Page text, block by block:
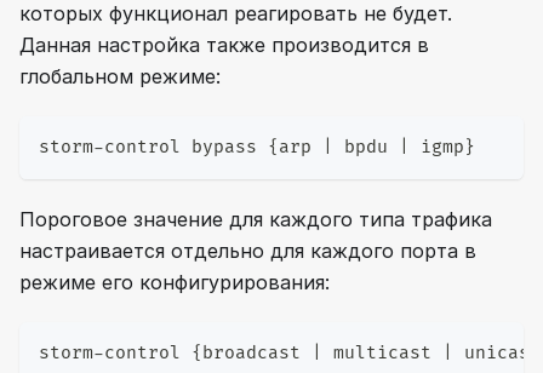
которых функционал реагировать не будет.
Данная настройка также производится в
глобальном режиме:
storm-control bypass {arp | bpdu | igmp}
Пороговое значение для каждого типа трафика
настраивается отдельно для каждого порта в
режиме его конфигурирования:
storm-control {broadcast | multicast |